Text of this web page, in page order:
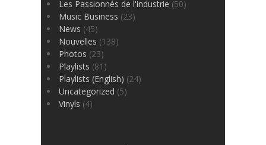
Les Passionnés de l'industrie (50)
Music Business (23)
News (45)
Nouvelles (138)
Photos (23)
Playlists (81)
Playlists (English) (24)
Uncategorized (5)
Vinyls (4)